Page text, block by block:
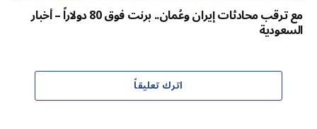
مع ترقب محادثات إيران وعُمان.. برنت فوق 80 دولاراً – أخبار
السعودية
اترك تعليقاً